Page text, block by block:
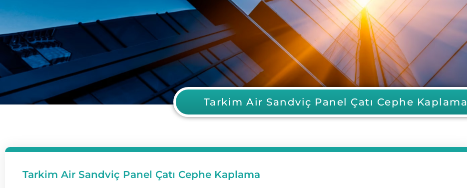
Tarkim Air Sandviç Panel Çatı Cephe Kaplama
Tarkim Air Sandviç Panel Çatı Cephe Kaplama